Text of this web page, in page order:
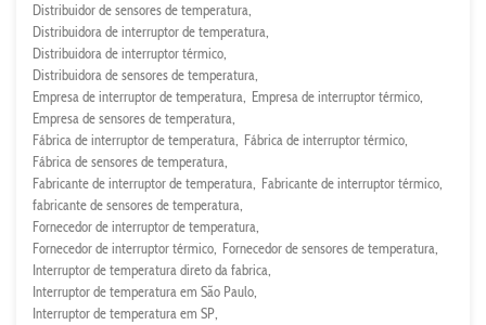
Distribuidor de sensores de temperatura
Distribuidora de interruptor de temperatura
Distribuidora de interruptor térmico
Distribuidora de sensores de temperatura
Empresa de interruptor de temperatura
Empresa de interruptor térmico
Empresa de sensores de temperatura
Fábrica de interruptor de temperatura
Fábrica de interruptor térmico
Fábrica de sensores de temperatura
Fabricante de interruptor de temperatura
Fabricante de interruptor térmico
fabricante de sensores de temperatura
Fornecedor de interruptor de temperatura
Fornecedor de interruptor térmico Fornecedor de sensores de temperatura
Interruptor de temperatura direto da fabrica
Interruptor de temperatura em São Paulo
Interruptor de temperatura em SP